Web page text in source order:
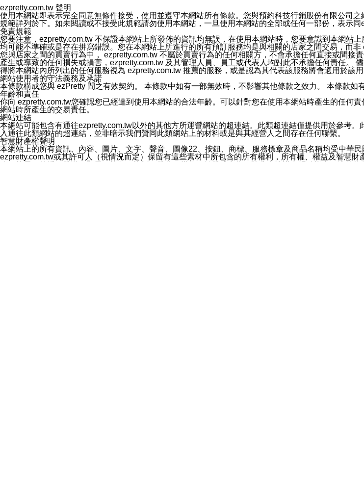
您同意本公司網站，透過您所提供的郵件地址與您取得聯絡並傳送或宣傳本網站各項服務之資料或電
停止接收這些資料或電子郵件。
十五、訊息通知
本公司/本服務將以通知型訊息傳送重要訊息給您。即使未加入本公司/本服務好友，您仍可接收到通知
本公司/本服務傳送之通知型訊息以對您有效且重要的訊息為限，以廣告或其他目的的訊息皆不會被傳
1.LINE 帳號設定的電話號碼與本公司/本服務所傳來的電話號碼比對相符。
2.該 LINE 帳號已在 LINE APP 設定中，同意接收通知型訊息。
3.LINE 帳號未封鎖傳送訊息之 LINE 官方帳號。
欲變更通知型訊息的設定，操作如下：
1.點選「主頁」＞「設定」
2.點選「隱私設定」
3.點選「提供使用資料」
4.點選「LINE通知型訊息」
5.開關「接收LINE通知型訊息」
❗️關閉「接收通知型訊息」後，將不會接收到來自任何企業官方帳號或認證官方帳號的通知型訊息。
ezpretty.com.tw 聲明
使用本網站即表示完全同意無條件接受，使用並遵守本網站所有條款。您與預約科技行銷股份有限公司
規範詳列於下。如未閱讀或不接受此規範請勿使用本網站，一旦使用本網站的全部或任何一部份，表示同
免責規範
您要注意，ezpretty.com.tw 不保證本網站上所發佈的資訊均無誤，在使用本網站時，您要意識到本網站
均可能不準確或是存在拼寫錯誤。您在本網站上所進行的所有預訂服務均是與相關的店家之間交易，而
您與店家之間的買賣行為中， ezpretty.com.tw 不屬於買賣行為的任何相關方，不會承擔任何直接或間
產生或導致的任何損失或損害，ezpretty.com.tw 及其管理人員、員工或代表人均對此不承擔任何責任。
得將本網站內所列出的任何服務視為 ezpretty.com.tw 推薦的服務，或是認為其代表該服務將會適用於該
網站使用者的守法義務及承諾
本條款構成您與 ezPretty 間之有效契約。 本條款中如有一部無效時，不影響其他條款之效力。 本條款如
年齡和責任
你向 ezpretty.com.tw您確認您已經達到使用本網站的合法年齡。可以針對您在使用本網站時產生的任何
網站時所產生的交易責任。
網站連結
本網站可能包含有通往ezpretty.com.tw以外的其他方所運營網站的超連結。此類超連結僅提供用於參考
入通往此類網站的超連結，並非暗示我們贊同此類網站上的材料或是與其經營人之間存在任何聯繫。
智慧財產權聲明
本網站上的所有資訊、內容、圖片、文字、聲音、圖像22、按鈕、商標、服務標章及商品名稱均受中華
ezpretty.com.tw或其許可人（視情況而定）保留有這些素材中所包含的所有權利，所有權、權益及智慧